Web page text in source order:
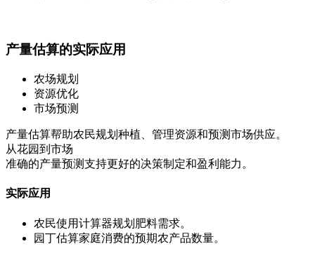
产量估算的实际应用
农场规划
资源优化
市场预测
产量估算帮助农民规划种植、管理资源和预测市场供应。
从花园到市场
准确的产量预测支持更好的决策制定和盈利能力。
实际应用
农民使用计算器规划肥料需求。
园丁估算家庭消费的预期农产品数量。